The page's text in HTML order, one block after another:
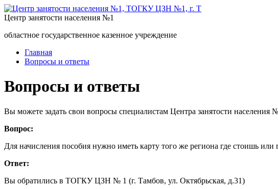
Центр занятости населения №1
областное государственное казенное учреждение
Главная
Вопросы и ответы
Вопросы и ответы
Вы можете задать свои вопросы специалистам Центра занятости населения
Вопрос:
Для начисления пособия нужно иметь карту того же региона где стоишь или
Ответ:
Вы обратились в ТОГКУ ЦЗН № 1 (г. Тамбов, ул. Октябрьская, д.31)